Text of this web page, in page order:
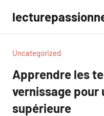
contenu
Uncategorized
Apprendre les
vernissage pour
supérieure